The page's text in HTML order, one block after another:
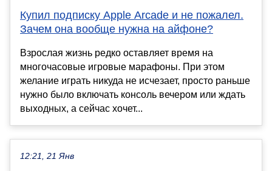
Купил подписку Apple Arcade и не пожалел.
Зачем она вообще нужна на айфоне?
Взрослая жизнь редко оставляет время на
многочасовые игровые марафоны. При этом
желание играть никуда не исчезает, просто раньше
нужно было включать консоль вечером или ждать
выходных, а сейчас хочет...
12:21, 21 Янв